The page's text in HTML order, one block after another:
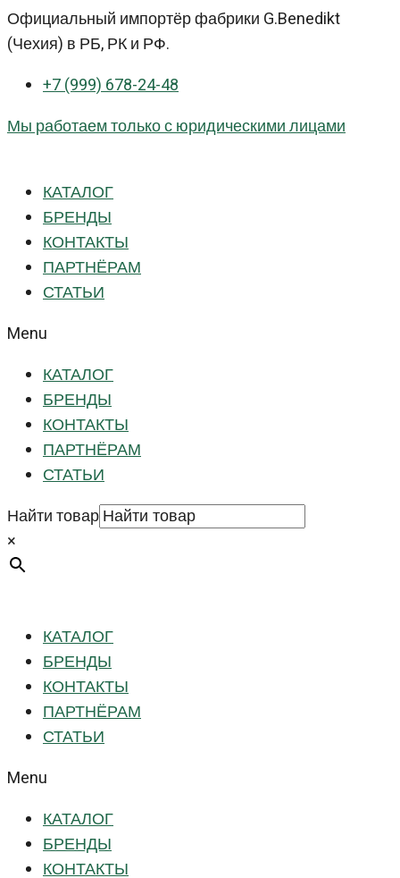
Перейти
к
Официальный импортёр фабрики G.Benedikt
(Чехия) в РБ, РК и РФ.
+7 (999) 678-24-48
Мы работаем только с юридическими лицами
КАТАЛОГ
БРЕНДЫ
КОНТАКТЫ
ПАРТНЁРАМ
СТАТЬИ
Menu
КАТАЛОГ
БРЕНДЫ
КОНТАКТЫ
ПАРТНЁРАМ
СТАТЬИ
Найти товар
×
КАТАЛОГ
БРЕНДЫ
КОНТАКТЫ
ПАРТНЁРАМ
СТАТЬИ
Menu
КАТАЛОГ
БРЕНДЫ
КОНТАКТЫ